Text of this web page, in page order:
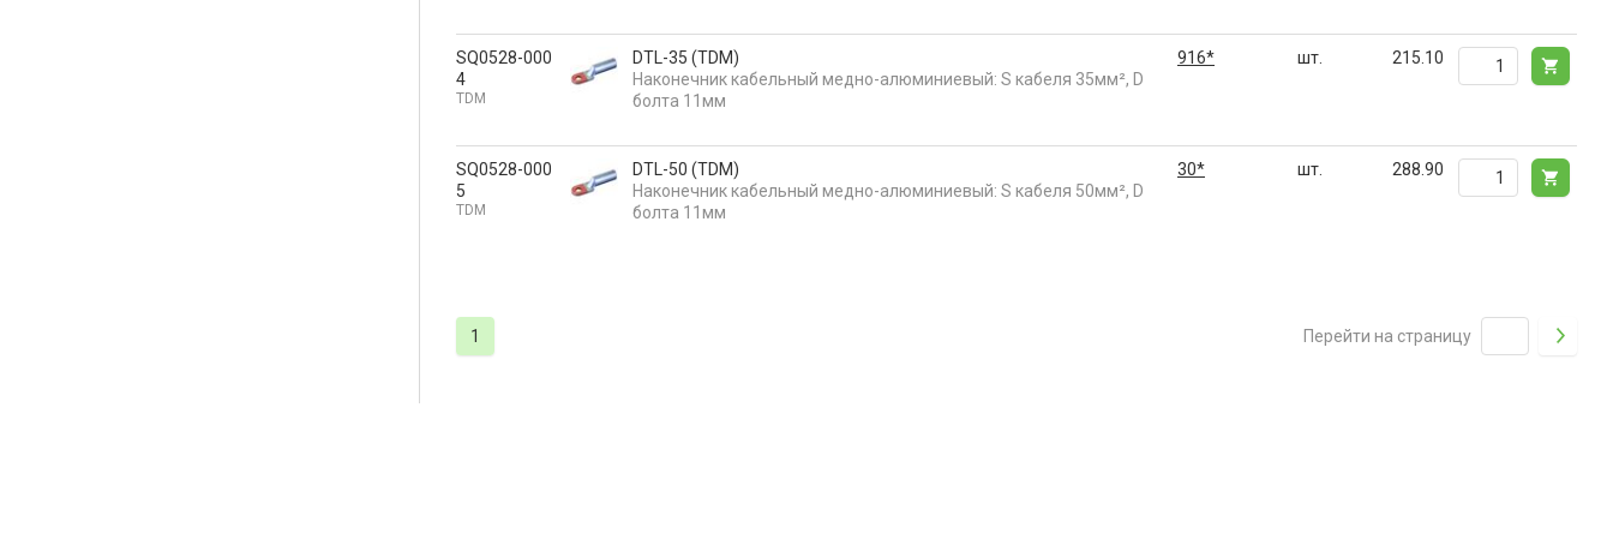
SQ0528-000
4
TDM
DTL-35 (TDM)
Наконечник кабельный медно-алюминиевый: S кабеля 35мм², D
болта 11мм
916* шт. 215.10
SQ0528-000
5
TDM
DTL-50 (TDM)
Наконечник кабельный медно-алюминиевый: S кабеля 50мм², D
болта 11мм
30* шт. 288.90
1 Перейти на страницу